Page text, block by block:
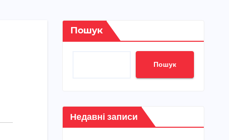
Пошук
Пошук
Недавні записи